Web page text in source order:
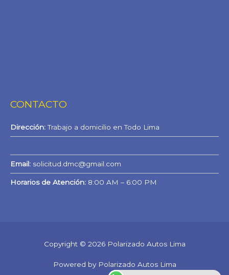
CONTACTO
Dirección:Trabajo a domicilio en Todo Lima
Email: solicitud.dmc@gmail.com
Horarios de Atención: 8:00 AM – 6:00 PM
Copyright © 2026 Polarizado Autos Lima
Powered by Polarizado Autos Lima